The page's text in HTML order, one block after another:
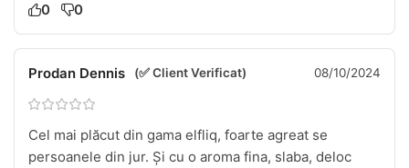
0 0
Prodan Dennis (✅ Client Verificat) 08/10/2024
Cel mai plăcut din gama elfliq, foarte agreat se
persoanele din jur. Și cu o aroma fina, slaba, deloc